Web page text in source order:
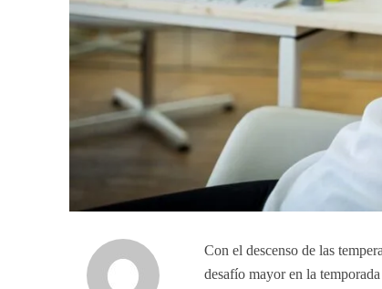
Con el descenso de las
desafío mayor en la